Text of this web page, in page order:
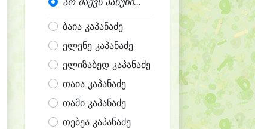
ბაია კაპანაძე
ელენე კაპანაძე
ელიზაბედ კაპანაძე
თაია კაპანაძე
თამი კაპანაძე
თებეა კაპანაძე